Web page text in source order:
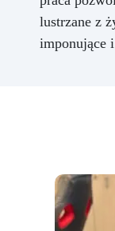
lustrzane z
imponujące